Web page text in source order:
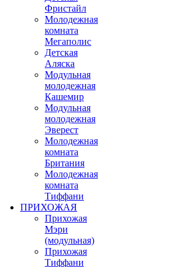
Фристайл
Молодежная
комната
Мегаполис
Детская
Аляска
Модульная
молодежная
Кашемир
Модульная
молодежная
Эверест
Молодежная
комната
Британия
Молодежная
комната
Тиффани
ПРИХОЖАЯ
Прихожая
Мэри
(модульная)
Прихожая
Тиффани